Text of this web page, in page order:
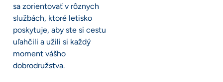
sa zorientovať v rôznych
službách, ktoré letisko
poskytuje, aby ste si cestu
uľahčili a užili si každý
moment vášho
dobrodružstva.